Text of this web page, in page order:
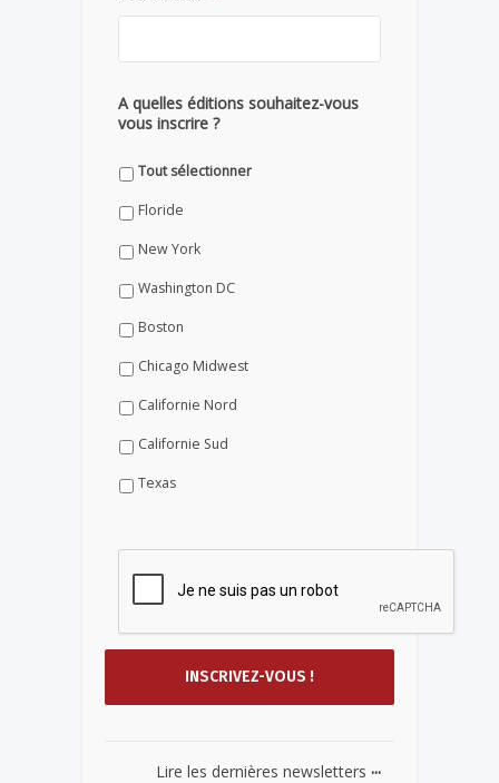
A quelles éditions souhaitez-vous
vous inscrire ?
Tout sélectionner
Floride
New York
Washington DC
Boston
Chicago Midwest
Californie Nord
Californie Sud
Texas
Lire les dernières newsletters ...